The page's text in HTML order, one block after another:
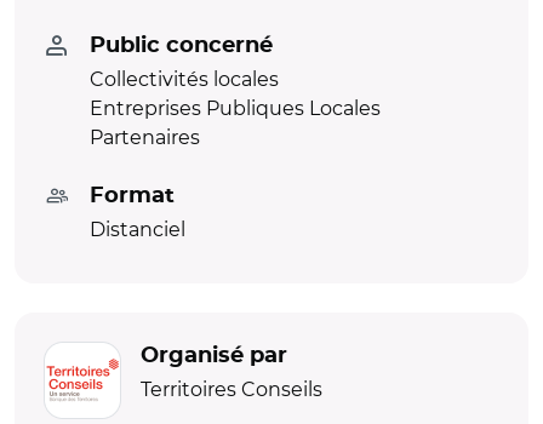
Public concerné
Collectivités locales
Entreprises Publiques Locales
Partenaires
Format
Distanciel
Organisé par
Territoires Conseils